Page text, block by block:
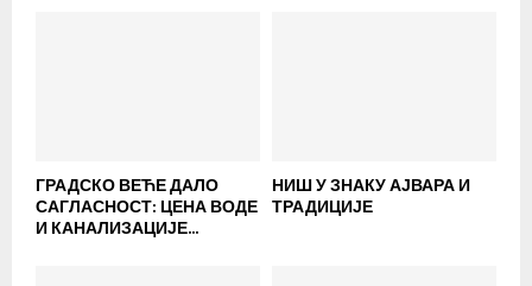
ГРАДСКО ВЕЋЕ ДАЛО
САГЛАСНОСТ: ЦЕНА ВОДЕ
И КАНАЛИЗАЦИЈЕ...
НИШ У ЗНАКУ АЈВАРА И
ТРАДИЦИЈЕ